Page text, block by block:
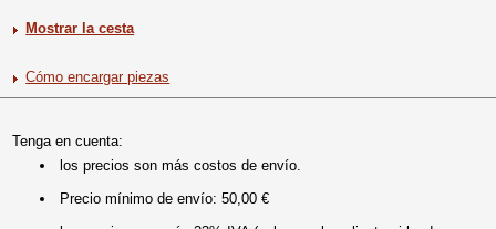
Mostrar la cesta
Cómo encargar piezas
Tenga en cuenta:
los precios son más costos de envío.
Precio mínimo de envío: 50,00 €